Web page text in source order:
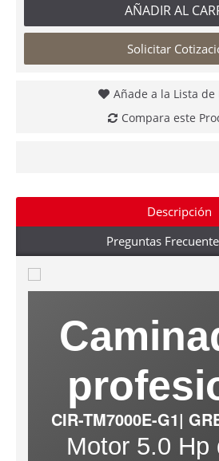
AÑADIR AL
Solicitar
Añade a la Lista de
Compara este
Descripción
Preguntas
CIR-TM7000E-G1|
Motor 5.0 Hp